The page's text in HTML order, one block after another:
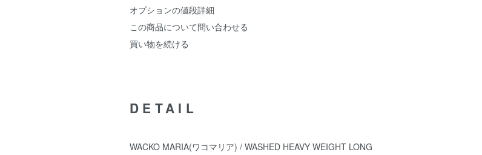
オプションの値段詳細
この商品について問い合わせる
買い物を続ける
DETAIL
WACKO MARIA(ワコマリア) / WASHED HEAVY WEIGHT LONG